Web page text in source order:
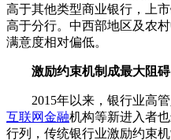
高于其他类型商业银行，上
高于分行。中西部地区及农
满意度相对偏低。
激励约束机制成最大阻碍
2015年以来，银行业高管
互联网金融机构等新进入者
行列，传统银行业激励约束